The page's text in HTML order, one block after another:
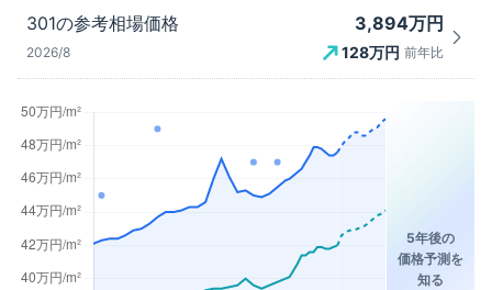
301の参考相場価格
2026/8
3,894万円
128万円 前年比
5年後の
価格予測を
知る